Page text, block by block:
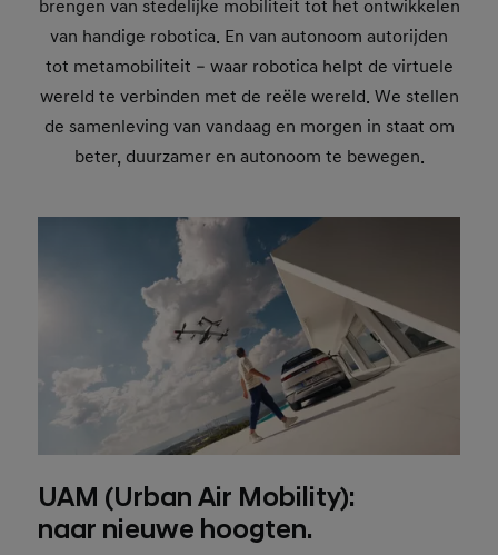
brengen van stedelijke mobiliteit tot het ontwikkelen
van handige robotica. En van autonoom autorijden
tot metamobiliteit – waar robotica helpt de virtuele
wereld te verbinden met de reële wereld. We stellen
de samenleving van vandaag en morgen in staat om
beter, duurzamer en autonoom te bewegen.
UAM (Urban Air Mobility):
naar nieuwe hoogten.